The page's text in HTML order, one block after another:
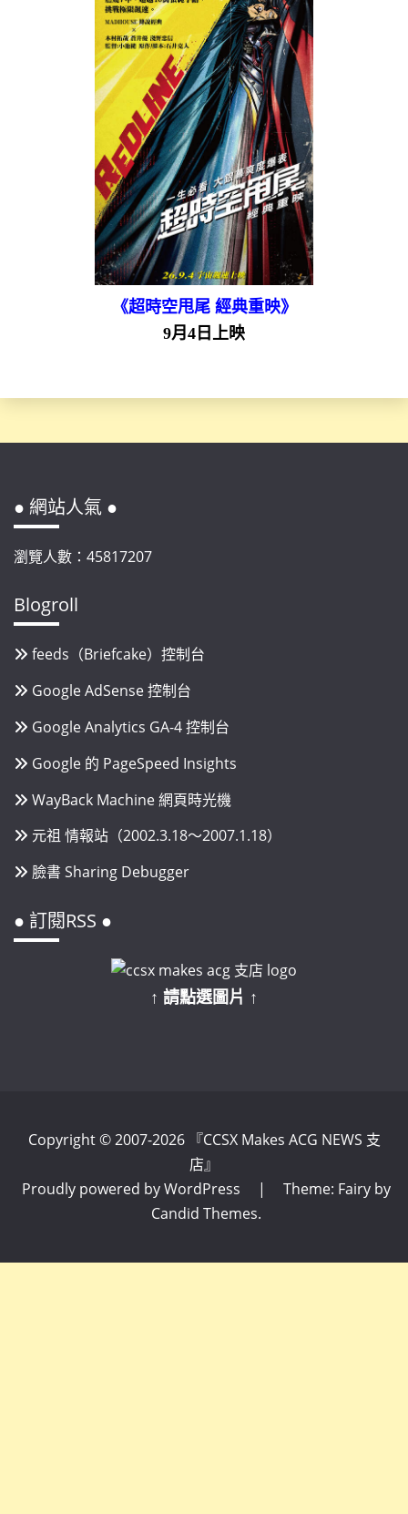
《超時空甩尾 經典重映》
9月4日上映
● 網站人氣 ●
瀏覽人數：45817207
Blogroll
feeds（Briefcake）控制台
Google AdSense 控制台
Google Analytics GA-4 控制台
Google 的 PageSpeed Insights
WayBack Machine 網頁時光機
元祖 情報站（2002.3.18～2007.1.18）
臉書 Sharing Debugger
● 訂閱RSS ●
↑ 請點選圖片 ↑
Copyright © 2007-2026 『CCSX Makes ACG NEWS 支
店』
Proudly powered by WordPress
|
Theme: Fairy by
Candid Themes.